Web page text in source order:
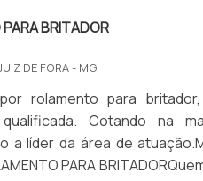
de uma empresa
com vasta experiência na
Atendimento a clientes
alta qualidade onde são
tampa do cilindro, é
com ótima
BRITADOR
DE FORA - MG
rolamento para
Cotando na
a líder da área de
PARA